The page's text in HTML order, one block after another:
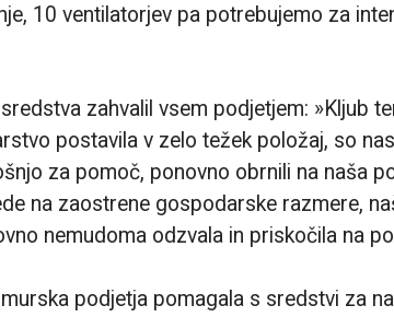
10 ventilatorjev pa potrebujemo za
zahvalil vsem podjetjem: »Kljub
postavila v zelo težek položaj, so
za pomoč, ponovno obrnili na naša
na zaostrene gospodarske razmere,
nemudoma odzvala in priskočila na
podjetja pomagala s sredstvi za